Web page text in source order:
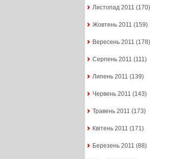
Листопад 2011 (170)
Жовтень 2011 (159)
Вересень 2011 (178)
Серпень 2011 (111)
Липень 2011 (139)
Червень 2011 (143)
Травень 2011 (173)
Квітень 2011 (171)
Березень 2011 (88)